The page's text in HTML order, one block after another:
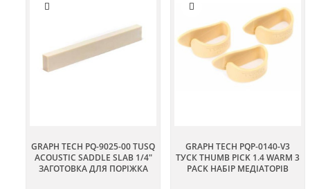
GRAPH TECH PQ-9025-00 TUSQ
ACOUSTIC SADDLE SLAB 1/4"
ЗАГОТОВКА ДЛЯ ПОРІЖКА
GRAPH TECH PQP-0140-V3
ТУСК THUMB PICK 1.4 WARM 3
PACK НАБІР МЕДІАТОРІВ